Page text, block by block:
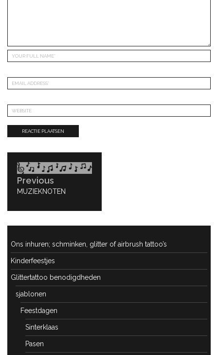
navigatie
Previous
PREVIOUS
MUZIEKNOTEN
Ons inhuren; schminken, glitter of airbrush tattoo’s
Kinderfeestjes
Glittertattoo benodigdheden
sjablonen
Feestdagen
Sinterklaas
Pasen